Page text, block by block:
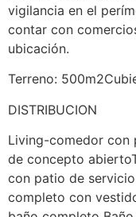
vigilancia en el
contar con
ubicación.
Terreno:
DISTRIBUCION
Living-comedor con
de concepto
con patio de
completo con